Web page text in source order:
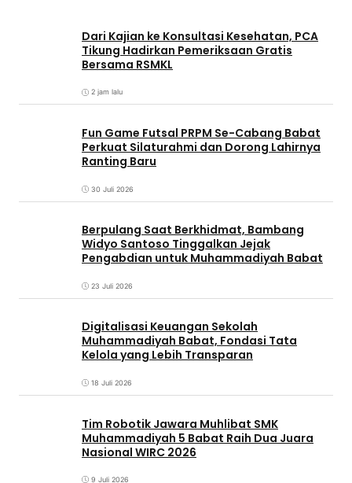
Dari Kajian ke Konsultasi Kesehatan, PCA
Tikung Hadirkan Pemeriksaan Gratis
Bersama RSMKL
2 jam lalu
Fun Game Futsal PRPM Se-Cabang Babat
Perkuat Silaturahmi dan Dorong Lahirnya
Ranting Baru
30 Juli 2026
Berpulang Saat Berkhidmat, Bambang
Widyo Santoso Tinggalkan Jejak
Pengabdian untuk Muhammadiyah Babat
23 Juli 2026
Digitalisasi Keuangan Sekolah
Muhammadiyah Babat, Fondasi Tata
Kelola yang Lebih Transparan
18 Juli 2026
Tim Robotik Jawara Muhlibat SMK
Muhammadiyah 5 Babat Raih Dua Juara
Nasional WIRC 2026
9 Juli 2026